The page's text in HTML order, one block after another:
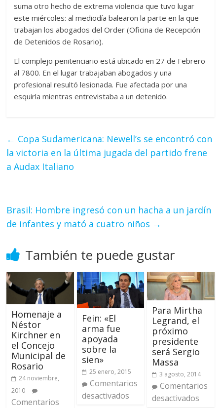
suma otro hecho de extrema violencia que tuvo lugar
este miércoles: al mediodía balearon la parte en la que
trabajan los abogados del Order (Oficina de Recepción
de Detenidos de Rosario).
El complejo penitenciario está ubicado en 27 de Febrero
al 7800. En el lugar trabajaban abogados y una
profesional resultó lesionada. Fue afectada por una
esquirla mientras entrevistaba a un detenido.
← Copa Sudamericana: Newell’s se encontró con
la victoria en la última jugada del partido frene
a Audax Italiano
Brasil: Hombre ingresó con un hacha a un jardín
de infantes y mató a cuatro niños →
También te puede gustar
Homenaje a
Néstor
Kirchner en
el Concejo
Municipal de
Rosario
24 noviembre,
2010
Comentarios
Fein: «El
arma fue
apoyada
sobre la
sien»
25 enero, 2015
Comentarios
desactivados
Para Mirtha
Legrand, el
próximo
presidente
será Sergio
Massa
3 agosto, 2014
Comentarios
desactivados